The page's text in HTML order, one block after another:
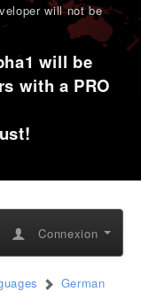
will not be
will be
with a PRO
Connexion
German